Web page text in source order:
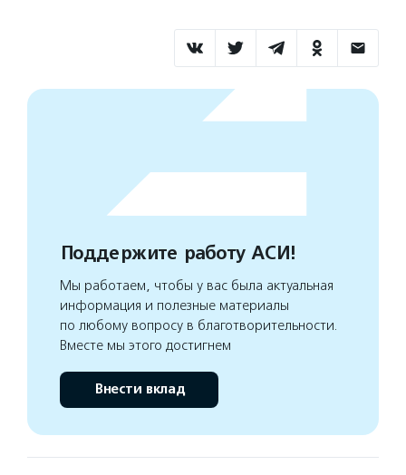
Поддержите работу АСИ!
Мы работаем, чтобы у вас была актуальная
информация и полезные материалы
по любому вопросу в благотворительности.
Вместе мы этого достигнем
Внести вклад